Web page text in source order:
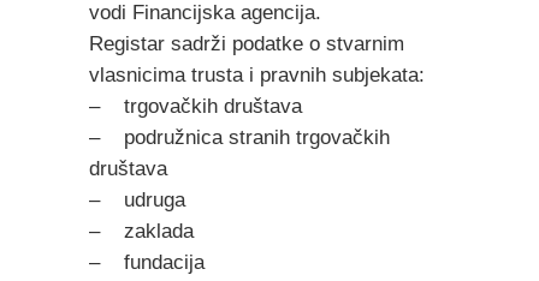
vodi Financijska agencija.
Registar sadrži podatke o stvarnim
vlasnicima trusta i pravnih subjekata:
– trgovačkih društava
– podružnica stranih trgovačkih
društava
– udruga
– zaklada
– fundacija